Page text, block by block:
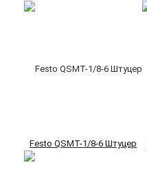
Festo QSMT-1/8-6 Штуцер